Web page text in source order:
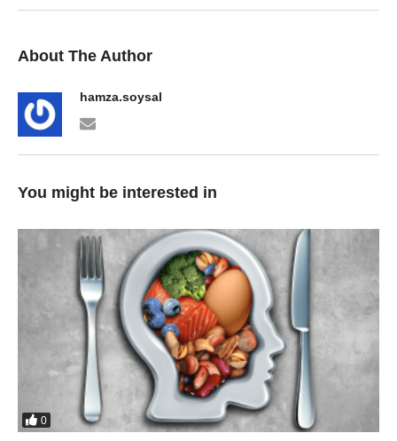
About The Author
hamza.soysal
You might be interested in
0